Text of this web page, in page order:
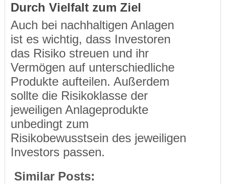
Durch Vielfalt zum Ziel
Auch bei nachhaltigen Anlagen
ist es wichtig, dass Investoren
das Risiko streuen und ihr
Vermögen auf unterschiedliche
Produkte aufteilen. Außerdem
sollte die Risikoklasse der
jeweiligen Anlageprodukte
unbedingt zum
Risikobewusstsein des jeweiligen
Investors passen.
Similar Posts: